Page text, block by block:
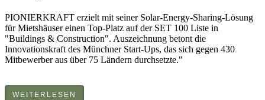
PIONIERKRAFT erzielt mit seiner Solar-Energy-Sharing-Lösung
für Mietshäuser einen Top-Platz auf der SET 100 Liste in
"Buildings & Construction". Auszeichnung betont die
Innovationskraft des Münchner Start-Ups, das sich gegen 430
Mitbewerber aus über 75 Ländern durchsetzte."
WEITERLESEN